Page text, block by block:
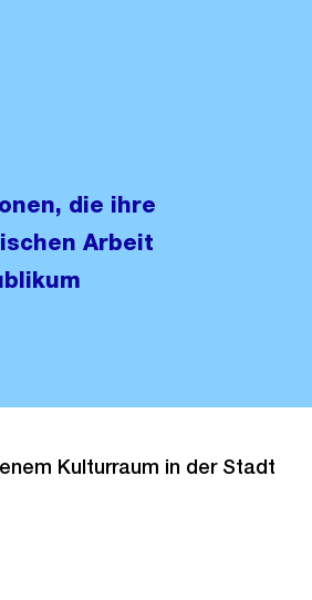
die ihre
Arbeit
Kulturraum in der Stadt